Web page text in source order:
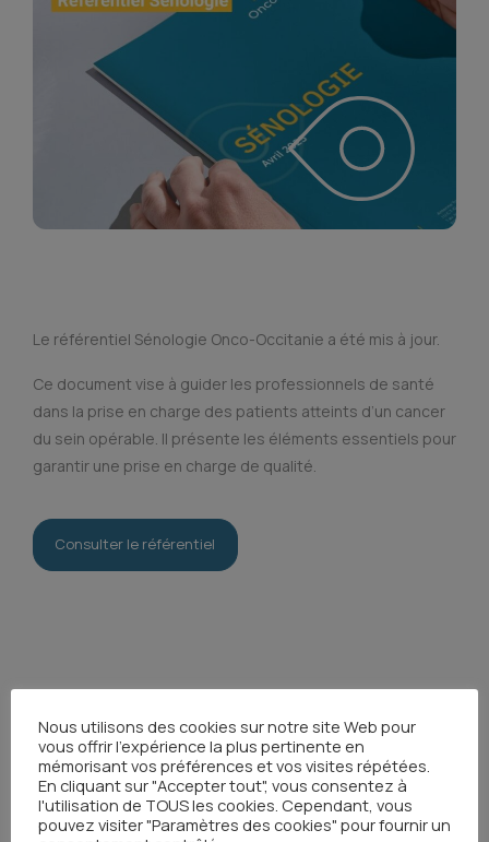
Le référentiel Sénologie Onco-Occitanie a été mis à jour.
Ce document vise à guider les professionnels de santé
dans la prise en charge des patients atteints d’un cancer
du sein opérable. Il présente les éléments essentiels pour
garantir une prise en charge de qualité.
Consulter le référentiel
Toutes les actualités
Nous utilisons des cookies sur notre site Web pour
vous offrir l'expérience la plus pertinente en
mémorisant vos préférences et vos visites répétées.
En cliquant sur "Accepter tout", vous consentez à
l'utilisation de TOUS les cookies. Cependant, vous
pouvez visiter "Paramètres des cookies" pour fournir un